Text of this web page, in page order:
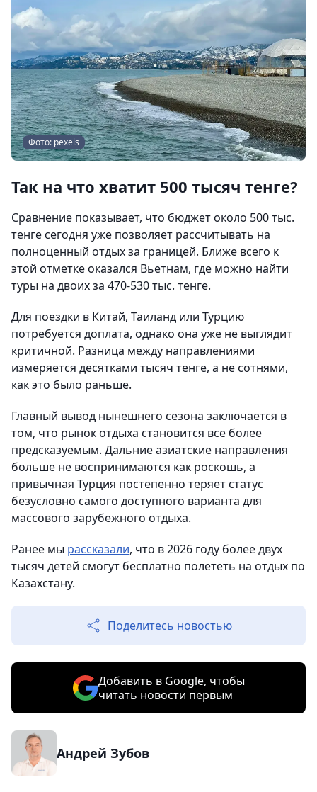
Фото: pexels
Так на что хватит 500 тысяч тенге?
Сравнение показывает, что бюджет около 500 тыс.
тенге сегодня уже позволяет рассчитывать на
полноценный отдых за границей. Ближе всего к
этой отметке оказался Вьетнам, где можно найти
туры на двоих за 470-530 тыс. тенге.
Для поездки в Китай, Таиланд или Турцию
потребуется доплата, однако она уже не выглядит
критичной. Разница между направлениями
измеряется десятками тысяч тенге, а не сотнями,
как это было раньше.
Главный вывод нынешнего сезона заключается в
том, что рынок отдыха становится все более
предсказуемым. Дальние азиатские направления
больше не воспринимаются как роскошь, а
привычная Турция постепенно теряет статус
безусловно самого доступного варианта для
массового зарубежного отдыха.
Ранее мы рассказали, что в 2026 году более двух
тысяч детей смогут бесплатно полететь на отдых по
Казахстану.
Поделитесь новостью
Добавить в Google, чтобы
читать новости первым
Андрей Зубов